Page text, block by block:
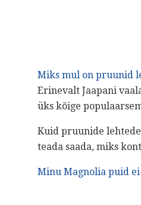
Miks mul on pruunid
Erinevalt Jaapani
üks kõige
Kuid pruunide
teada saada, miks
Minu Magnolia puid